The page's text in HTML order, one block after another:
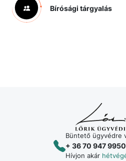
Bírósági tárgyalás
Büntető ügyvédre
+ 36 70 947 9950
Hívjon akár